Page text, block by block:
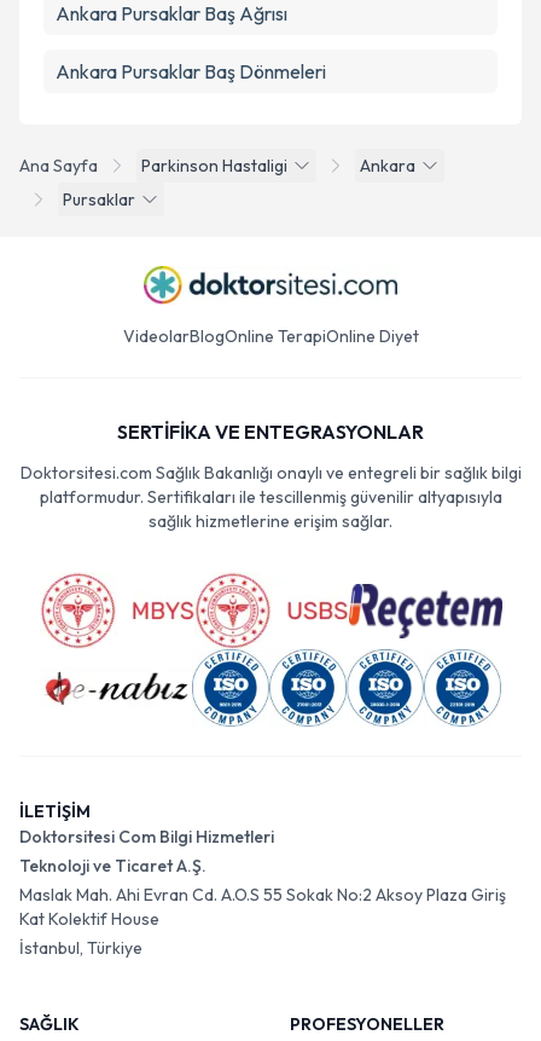
Ana Sayfa Parkinson Hastaligi
Ankara
Pursaklar
Ankara Pursaklar Baş Ağrısı
Ankara Pursaklar Baş Dönmeleri
VideolarBlogOnline TerapiOnline Diyet
SERTİFİKA VE ENTEGRASYONLAR
Doktorsitesi.com Sağlık Bakanlığı onaylı ve entegreli bir sağlık bilgi
platformudur. Sertifikaları ile tescillenmiş güvenilir altyapısıyla
sağlık hizmetlerine erişim sağlar.
İLETİŞİM
Doktorsitesi Com Bilgi Hizmetleri
Teknoloji ve Ticaret A.Ş.
Maslak Mah. Ahi Evran Cd. A.O.S 55 Sokak No:2 Aksoy Plaza Giriş
Kat Kolektif House
İstanbul, Türkiye
SAĞLIK
PROFESYONELLER